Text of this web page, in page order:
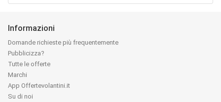
Informazioni
Domande richieste più frequentemente
Pubblicizza?
Tutte le offerte
Marchi
App Offertevolantini.it
Su di noi